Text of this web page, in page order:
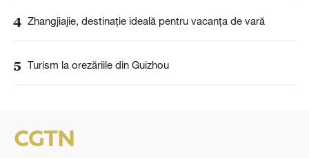
4 Zhangjiajie, destinație ideală pentru vacanța de vară
5 Turism la orezăriile din Guizhou